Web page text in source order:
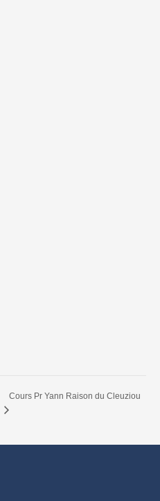
Cours Pr Yann Raison du Cleuziou